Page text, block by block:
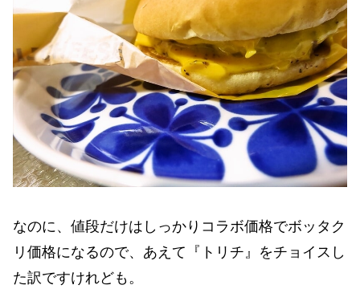
なのに、値段だけはしっかりコラボ価格でボッタク
リ価格になるので、あえて『トリチ』をチョイスし
た訳ですけれども。